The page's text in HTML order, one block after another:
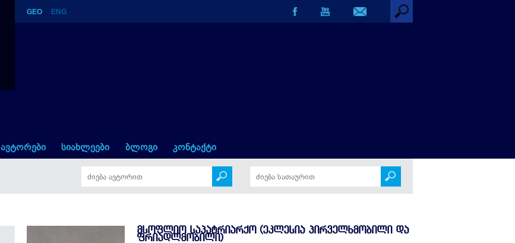
GEO ENG
ავტორები სიახლეები ბლოგი კონტაქტი
ᲛᲡᲝᲤᲚᲘᲝ ᲡᲐᲞᲐᲢᲠᲘᲐᲠᲥᲝ (ᲔᲙᲚᲔᲡᲘᲐ ᲞᲘᲠᲕᲔᲚᲮᲛᲝᲑᲘᲚᲘ ᲓᲐ
ᲤᲠᲘᲐᲓᲚᲛᲝᲑᲘᲚᲘ)